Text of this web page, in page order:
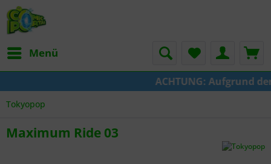
Menü
ACHTUNG: Aufgrund
Tokyopop
Maximum Ride 03